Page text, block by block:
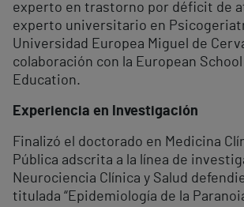
experto en trastorno por déficit de
experto universitario en
Universidad Europea Miguel de
colaboración con la European
Education.
Experiencia en Investigación
Finalizó el doctorado en Medicina
Pública adscrita a la línea de
Neurociencia Clínica y Salud
titulada “Epidemiología de la